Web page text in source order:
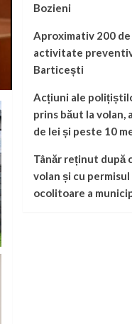
Bozieni
Aproximativ 200
activitate
Barticești
Acțiuni ale
prins băut la volan,
de lei și peste 10
Tânăr reținut după
volan și cu
ocolitoare a